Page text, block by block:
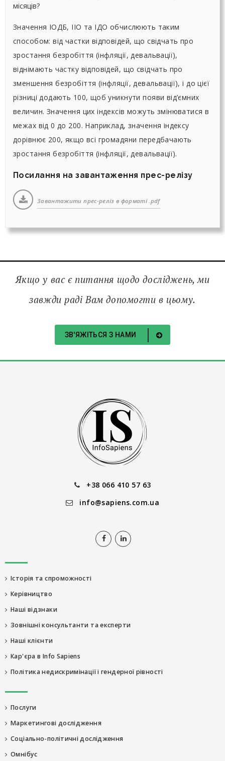
місяців?
Значення ІОДБ, ІІО та ІДО обчислюють таким
способом: від частки відповідей, що свідчать про
зростання безробіття (інфляції, девальвації),
віднімають частку відповідей, що свідчать про
зменшення безробіття (інфляції, девальвації), і до цієї
різниці додають 100, щоб уникнути появи від’ємних
величин. Значення цих індексів можуть змінюватися в
межах від 0 до 200. Наприклад, значення індексу
дорівнює 200, якщо всі громадяни передбачають
зростання безробіття (інфляції, девальвації).
Посилання на завантаження прес-релізу
Завантажити прес-реліз в форматі .pdf
Якщо у вас є питання щодо досліджень, ми
завжди раді Вам допомогти в цьому.
ЗВ'ЯЖІТЬСЯ З НАМИ
+38 066 410 57 63
info@sapiens.com.ua
Історія та спроможності
Керівництво
Наші відзнаки
Зовнішні консультанти та експерти
Наші клієнти
Кар'єра в Info Sapiens
Політика недискримінації і гендерної рівності
Послуги
Маркетингові дослідження
Соціально-політичні дослідження
Омнібус